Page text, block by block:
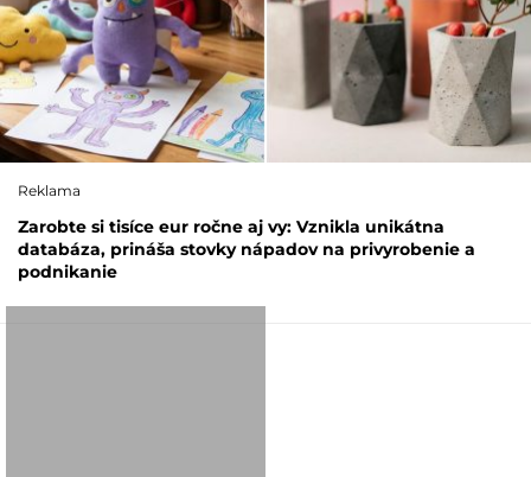
Reklama
Zarobte si tisíce eur ročne aj vy: Vznikla unikátna
databáza, prináša stovky nápadov na privyrobenie a
podnikanie